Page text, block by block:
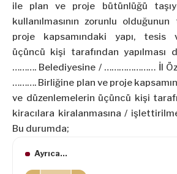
ile plan ve proje bütünlüğü
kullanılmasının zorunlu
proje kapsamındaki yapı, tesis
üçüncü kişi tarafından yapılması
………. Belediyesine / ………………… İl
………. Birliğine plan ve proje
ve düzenlemelerin üçüncü kişi
kiracılara kiralanmasına /
Bu durumda;
Ayrıca...